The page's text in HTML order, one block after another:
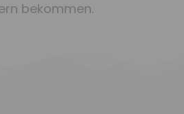
bekommen.